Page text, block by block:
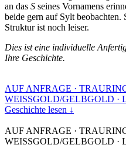
an das S seines Vornamens
beide gern auf Sylt beobachten.
Struktur ist noch leiser.
Dies ist eine individuelle
Ihre Geschichte.
AUF ANFRAGE ·
WEISSGOLD/GELBGOLD ·
Geschichte lesen ↓
AUF ANFRAGE ·
WEISSGOLD/GELBGOLD ·